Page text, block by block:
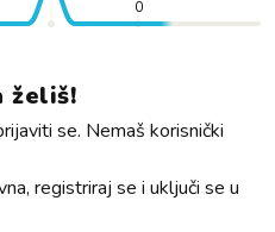
0
želiš!
se. Nemaš korisnički
registriraj se i uključi se u